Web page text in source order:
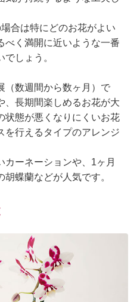
合は特にどのお花がよい
べく満開に近いような一番
しょう。
（数週間から数ヶ月）で
、長期間楽しめるお花が大
状態が悪くなりにくいお花
を行えるタイプのアレンジ
カーネーションや、1ヶ月
蝶蘭などが人気です。